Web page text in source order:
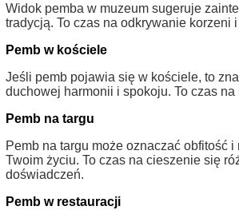
Widok pemba w muzeum sugeruje
tradycją. To czas na odkrywanie korzeni
Pemb w kościele
Jeśli pemb pojawia się w kościele, to
duchowej harmonii i spokoju. To czas
Pemb na targu
Pemb na targu może oznaczać obfitość
Twoim życiu. To czas na cieszenie się
doświadczeń.
Pemb w restauracji